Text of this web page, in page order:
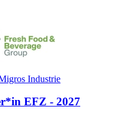
Industrie
EFZ - 2027